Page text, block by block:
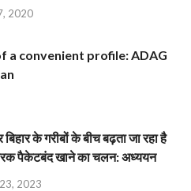
2020
a convenient profile: ADAG
के गरीबों के बीच बढ़ता जा रहा है
पैकेटबंद खाने का चलन: अध्ययन
2023